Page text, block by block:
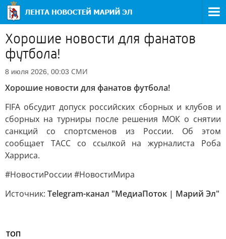
Хорошие новости для фанатов
футбола!
8 июля 2026, 00:03 СМИ
Хорошие новости для фанатов футбола!
FIFA обсудит допуск российских сборных и клубов и
сборных на турниры после решения МОК о снятии
санкций со спортсменов из России. Об этом
сообщает ТАСС со ссылкой на журналиста Роба
Харриса.
#НовостиРоссии #НовостиМира
Источник: Telegram-канал "МедиаПоток | Марий Эл"
ТОП